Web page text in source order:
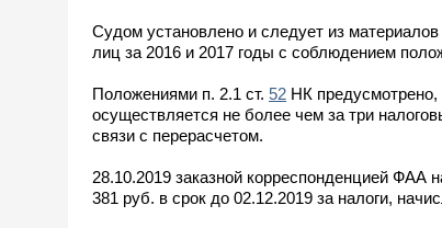
Судом установлено и следует из
лиц за 2016 и 2017 годы с соблюдением
Положениями п. 2.1 ст. 52 НК предусмотрено,
осуществляется не более чем за три
связи с перерасчетом.
28.10.2019 заказной корреспонденцией
381 руб. в срок до 02.12.2019 за налоги,